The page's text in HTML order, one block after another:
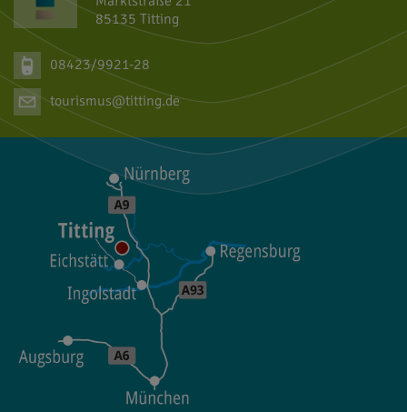
85135 Titting
08423/9921-28
tourismus@titting.de